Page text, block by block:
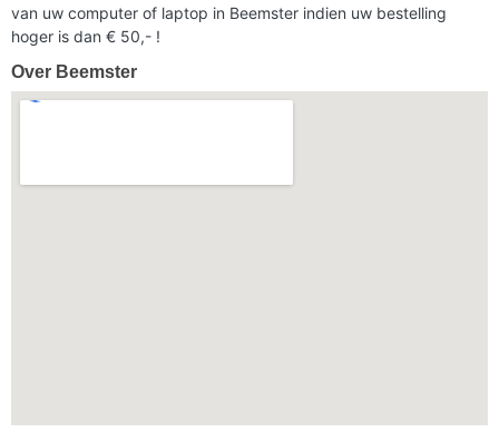
van uw computer of laptop in Beemster indien uw bestelling
hoger is dan € 50,- !
Over Beemster